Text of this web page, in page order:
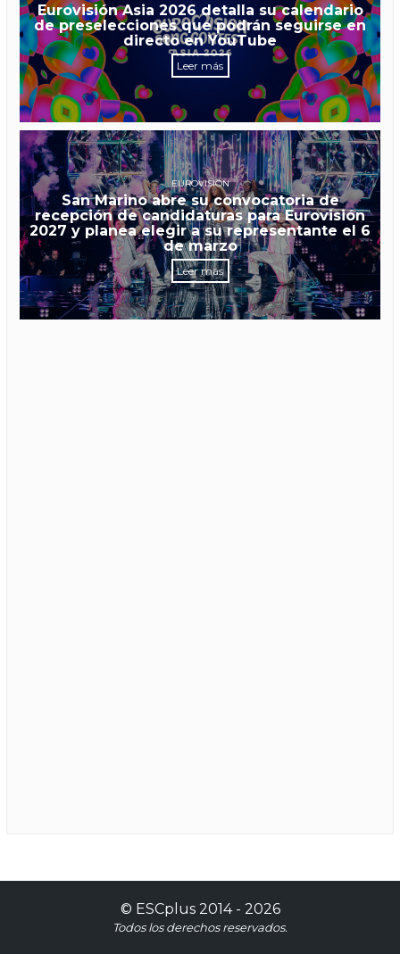
Eurovisión Asia 2026 detalla su calendario
de preselecciones que podrán seguirse en
directo en YouTube
Leer más
EUROVISIÓN
San Marino abre su convocatoria de
recepción de candidaturas para Eurovisión
2027 y planea elegir a su representante el 6
de marzo
Leer más
© ESCplus2014 - 2026
Todos los derechos reservados.